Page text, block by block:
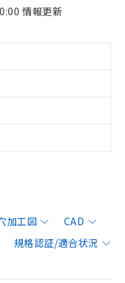
情報更新
加工図
CAD
規格認証/適合状況